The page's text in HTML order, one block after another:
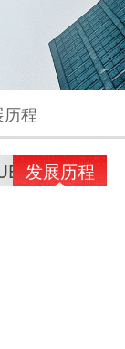
程
发展历程